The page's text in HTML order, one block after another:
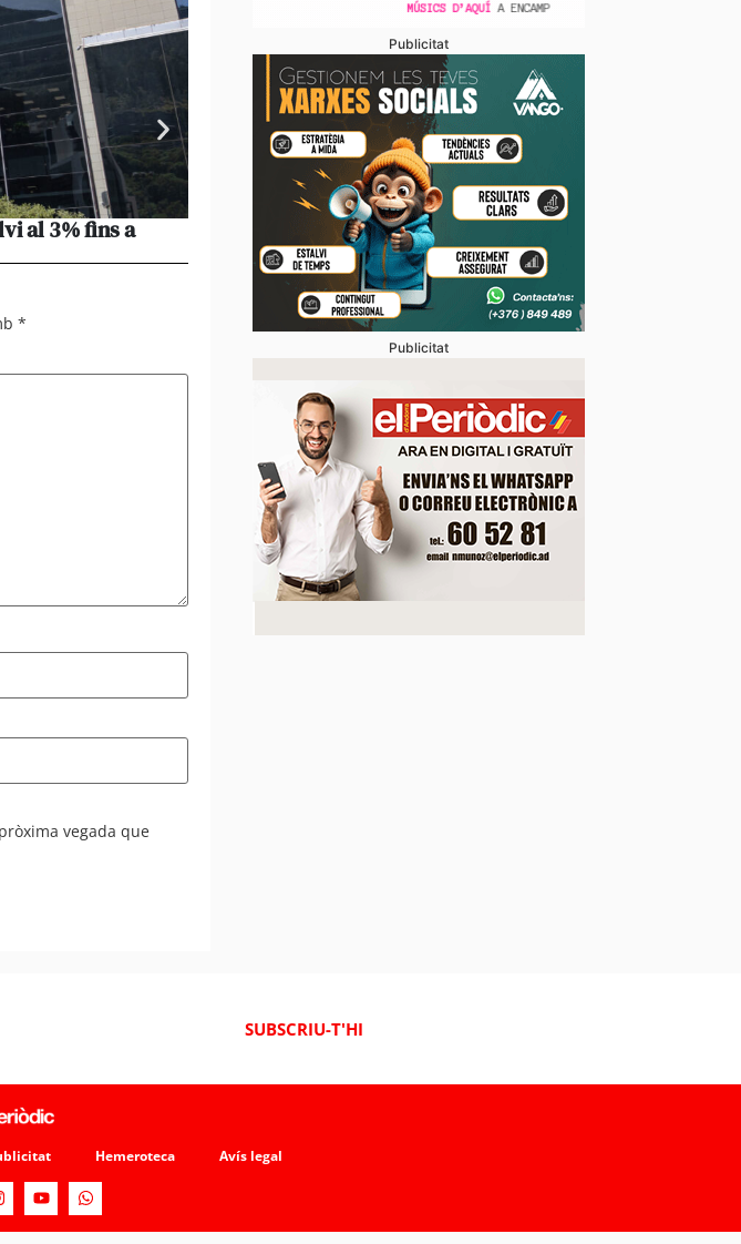
al 3% fins a Les exportacions cap a països fora de la UE porten
setmanes per un problema informàtic
*
vegada que
Publicitat
Publicitat
SUBSCRIU-T'HI
Hemeroteca Avís legal